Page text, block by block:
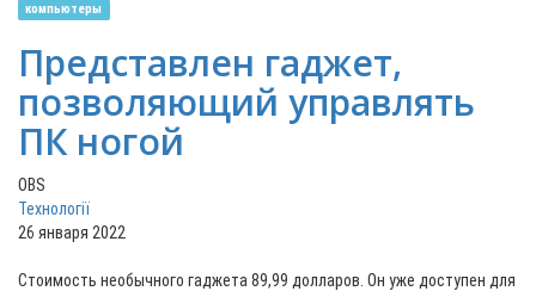
компьютеры
Представлен гаджет,
позволяющий управлять
ПК ногой
OBS
Технології
26 января 2022
Стоимость необычного гаджета 89,99 долларов. Он уже доступен для